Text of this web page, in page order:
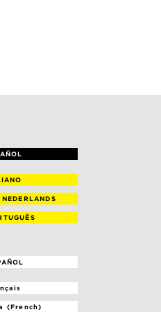
(French)